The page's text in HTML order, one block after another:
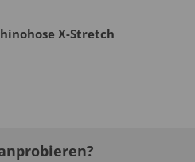
X-Stretch